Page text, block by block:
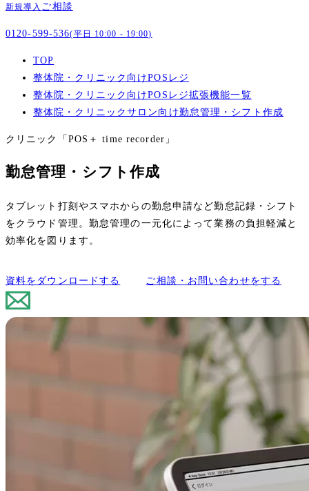
新規導入 ご相談
0120-599-536(平日 10:00 - 19:00)
TOP
整体院・クリニック向けPOSレジ
整体院・クリニック向けPOSレジ拡張機能一覧
整体院・クリニックサロン向け勤怠管理・シフト作成
クリニック「​POS＋ time recorder」
勤怠管理・シフト作成
タブレット打刻やスマホからの勤怠申請など勤怠記録・シフト
をクラウド管理。勤怠管理の一元化によって業務の負担軽減と
効率化を図ります。
資料をダウンロードする ご相談・お問い合わせをする